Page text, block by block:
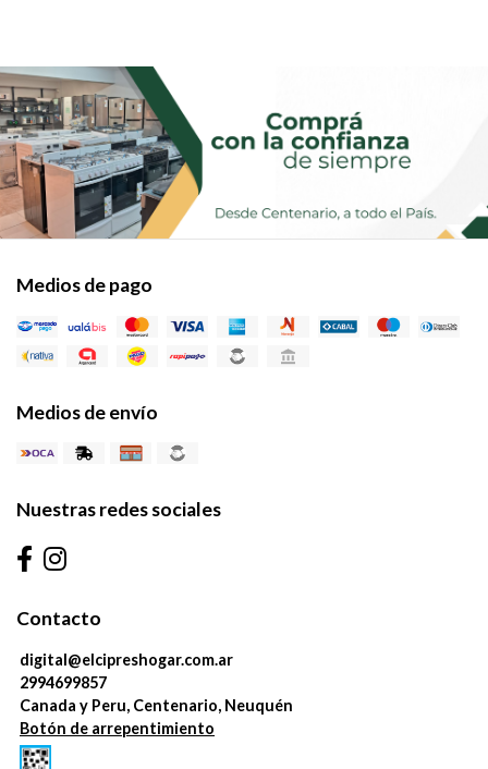
Medios de pago
Medios de envío
Nuestras redes sociales
Contacto
digital@elcipreshogar.com.ar
2994699857
Canada y Peru, Centenario, Neuquén
Botón de arrepentimiento